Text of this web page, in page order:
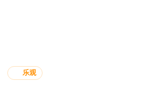
乐观